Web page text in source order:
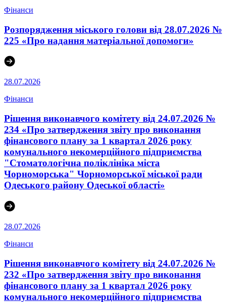
Фінанси
Розпорядження міського голови від 28.07.2026 №
225 «Про надання матеріальної допомоги»
28.07.2026
Фінанси
Рішення виконавчого комітету від 24.07.2026 №
234 «Про затвердження звіту про виконання
фінансового плану за 1 квартал 2026 року
комунального некомерційного підприємства
"Стоматологічна поліклініка міста
Чорноморська" Чорноморської міської ради
Одеського району Одеської області»
28.07.2026
Фінанси
Рішення виконавчого комітету від 24.07.2026 №
232 «Про затвердження звіту про виконання
фінансового плану за 1 квартал 2026 року
комунального некомерційного підприємства